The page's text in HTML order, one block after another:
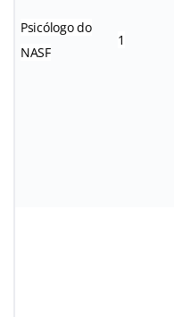
Psicólogo do
NASF
1